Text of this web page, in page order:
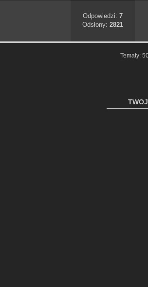
Odpowiedzi: 7
Odsłony: 2821
Tematy: